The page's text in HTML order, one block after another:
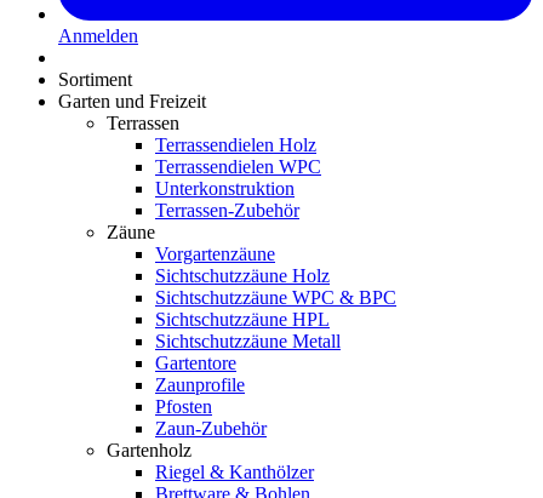
Anmelden
Sortiment
Garten und Freizeit
Terrassen
Terrassendielen Holz
Terrassendielen WPC
Unterkonstruktion
Terrassen-Zubehör
Zäune
Vorgartenzäune
Sichtschutzzäune Holz
Sichtschutzzäune WPC & BPC
Sichtschutzzäune HPL
Sichtschutzzäune Metall
Gartentore
Zaunprofile
Pfosten
Zaun-Zubehör
Gartenholz
Riegel & Kanthölzer